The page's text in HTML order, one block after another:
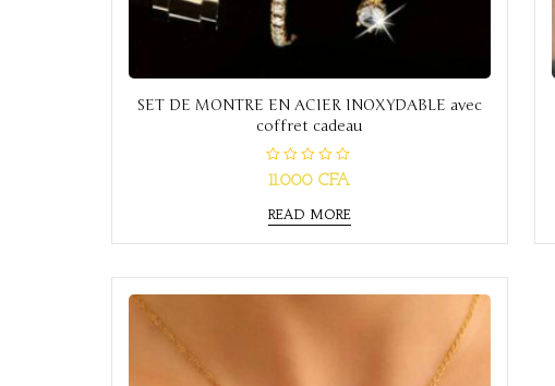
SET DE MONTRE EN ACIER INOXYDABLE avec
coffret cadeau
R
a
e
d
t
o
11.000CFA
READ MORE